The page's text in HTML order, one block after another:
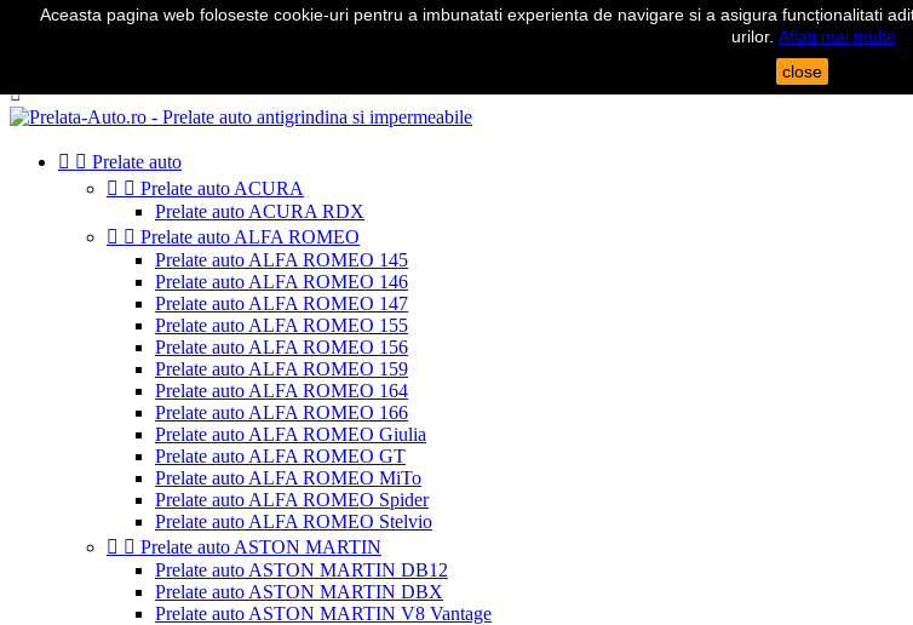
Telefon:0724 571 115

  Prelate auto
  Prelate auto ACURA
Prelate auto ACURA RDX
  Prelate auto ALFA ROMEO
Prelate auto ALFA ROMEO 145
Prelate auto ALFA ROMEO 146
Prelate auto ALFA ROMEO 147
Prelate auto ALFA ROMEO 155
Prelate auto ALFA ROMEO 156
Prelate auto ALFA ROMEO 159
Prelate auto ALFA ROMEO 164
Prelate auto ALFA ROMEO 166
Prelate auto ALFA ROMEO Giulia
Prelate auto ALFA ROMEO GT
Prelate auto ALFA ROMEO MiTo
Prelate auto ALFA ROMEO Spider
Prelate auto ALFA ROMEO Stelvio
  Prelate auto ASTON MARTIN
Prelate auto ASTON MARTIN DB12
Prelate auto ASTON MARTIN DBX
Prelate auto ASTON MARTIN V8 Vantage
Aceasta pagina web foloseste cookie-uri pentru a imbunatati experienta de navigare si a asigura funcționalitati
urilor. Aflati mai multe
close